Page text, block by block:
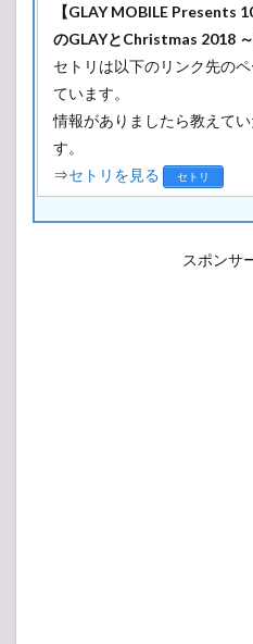
【GLAY MOBILE Presents
のGLAYとChristmas 2018 ～
セトリは以下のリンク先の
ています。
情報がありましたら教えて
す。
⇒セトリを見る セトリ
スポンサ